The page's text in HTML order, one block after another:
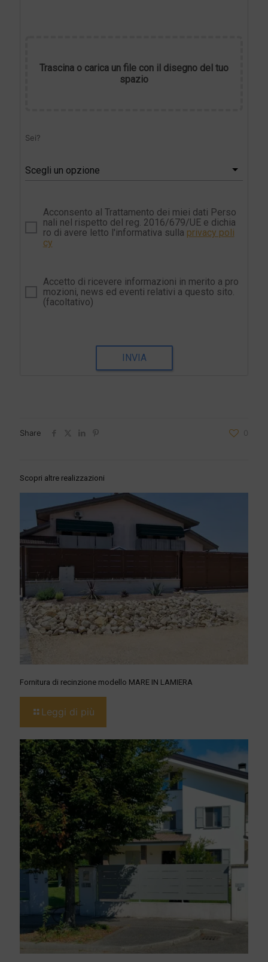
Trascina o carica un file con il disegno del tuo
spazio
Sei?
Scegli un opzione
Acconsento al Trattamento dei miei dati Perso
nali nel rispetto del reg. 2016/679/UE e dichia
ro di avere letto l'informativa sulla privacy poli
cy
Accetto di ricevere informazioni in merito a pro
mozioni, news ed eventi relativi a questo sito.
(facoltativo)
INVIA
Share 0
Scopri altre realizzazioni
Fornitura di recinzione modello MARE IN LAMIERA
Leggi di più